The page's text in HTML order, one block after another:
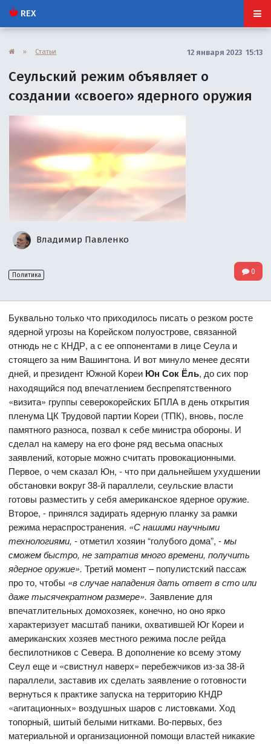
REX
» Статьи 12 января 2023 15:13
Сеульский режим объявляет о
создании «своего» ядерного оружия
Владимир Павленко
Политика 0
Буквально только что приходилось писать о резком росте
ядерной угрозы на Корейском полуострове, связанной
отнюдь не с КНДР, а с ее оппонентами в лице Сеула и
стоящего за ним Вашингтона. И вот минуло менее десяти
дней, и президент Южной Кореи Юн Сок Ёль, до сих пор
находящийся под впечатлением беспрепятственного
«визита» группы северокорейских БПЛА в день открытия
пленума ЦК Трудовой партии Кореи (ТПК), вновь, после
памятного разноса, позвал к себе министра обороны. И
сделал на камеру на его фоне ряд весьма опасных
заявлений, которые можно считать провокационными.
Первое, о чем сказал Юн, - что при дальнейшем ухудшении
обстановки вокруг 38-й параллели, сеульские власти
готовы разместить у себя американское ядерное оружие.
Второе, - принялся задирать ядерную планку за рамки
режима нераспространения. «С нашими научными
технологиями, - отметил хозяин “голубого дома”, -мы
сможем быстро, не затратив много времени, получить
ядерное оружие».Третий момент – популистский пассаж
про то, чтобы «в случае нападения дать ответ в сто или
даже тысячекратном размере». Заявление для
впечатлительных домохозяек, конечно, но оно ярко
характеризует масштаб паники, охватившей Юг Кореи и
американских хозяев местного режима после рейда
беспилотников с Севера. В дополнение ко всему этому
Сеул еще и «свистнул наверх» перебежчиков из-за 38-й
параллели, заставив их сделать заявление о готовности
вернуться к практике запуска на территорию КНДР
«агитационных» воздушных шаров с листовками. Ход
топорный, шитый белыми нитками. Во-первых, без
материальной и организационной помощи властей никакие